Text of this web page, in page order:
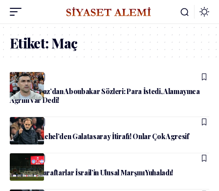
Etiket:Maç
admin Spor
Burak Yılmaz’dan Aboubakar Sözleri: Para İstedi, Alamayınca
Ağrım Var Dedi!
admin Spor
Thomas Tuchel’den Galatasaray İtirafı! Onlar Çok Agresif
Spor
Kosovalı Taraftarlar İsrail’in Ulusal Marşını Yuhaladı!